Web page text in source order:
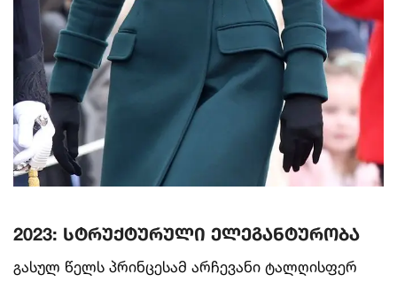
2023: სტრუქტურული ელეგანტურობა
გასულ წელს პრინცესამ არჩევანი ტალღისფერ